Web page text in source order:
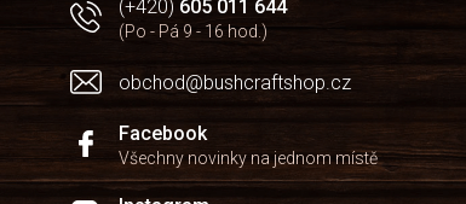
p
r
k
y
ý
p
(+420) 605 011 644
(Po - Pá 9 - 16 hod.)
obchod@bushcraftshop.cz
Facebook
Všechny novinky na jednom místě